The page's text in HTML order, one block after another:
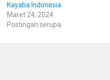
Kayaba Indonesia
Maret 24, 2024
Postingan serupa